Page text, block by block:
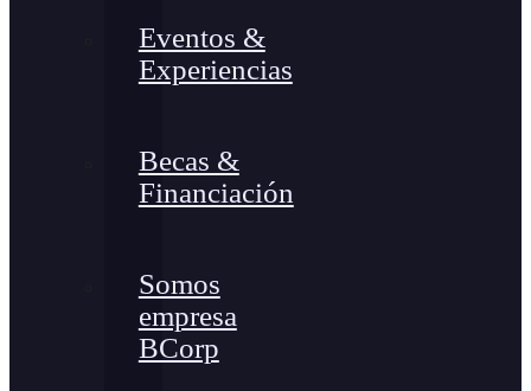
Eventos &
Experiencias
Becas &
Financiación
Somos
empresa
BCorp